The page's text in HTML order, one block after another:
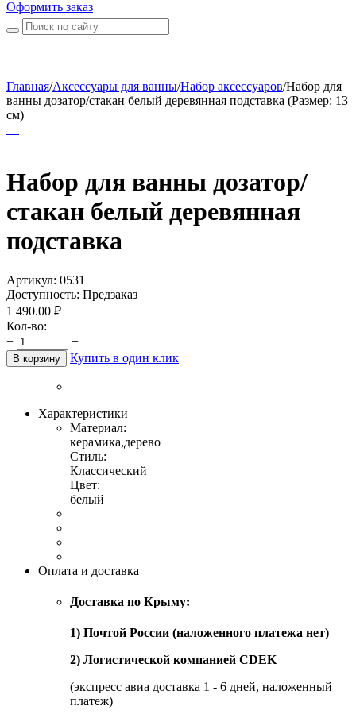
Оформить заказ
Главная/Аксессуары для ванны/Набор аксессуаров/Набор для
ванны дозатор/стакан белый деревянная подставка (Размер: 13
см)
Набор для ванны дозатор/
стакан белый деревянная
подставка
Артикул: 0531
Доступность: Предзаказ
1 490.00 ₽
Кол-во:
+
−
В корзину Купить в один клик
Характеристики
Материал:
керамика,дерево
Стиль:
Классический
Цвет:
белый
Оплата и доставка
Доставка по Крыму:
1) Почтой России (наложенного платежа нет)
2) Логистической компанией CDEK
(экспресс авиа доставка 1 - 6 дней, наложенный
платеж)